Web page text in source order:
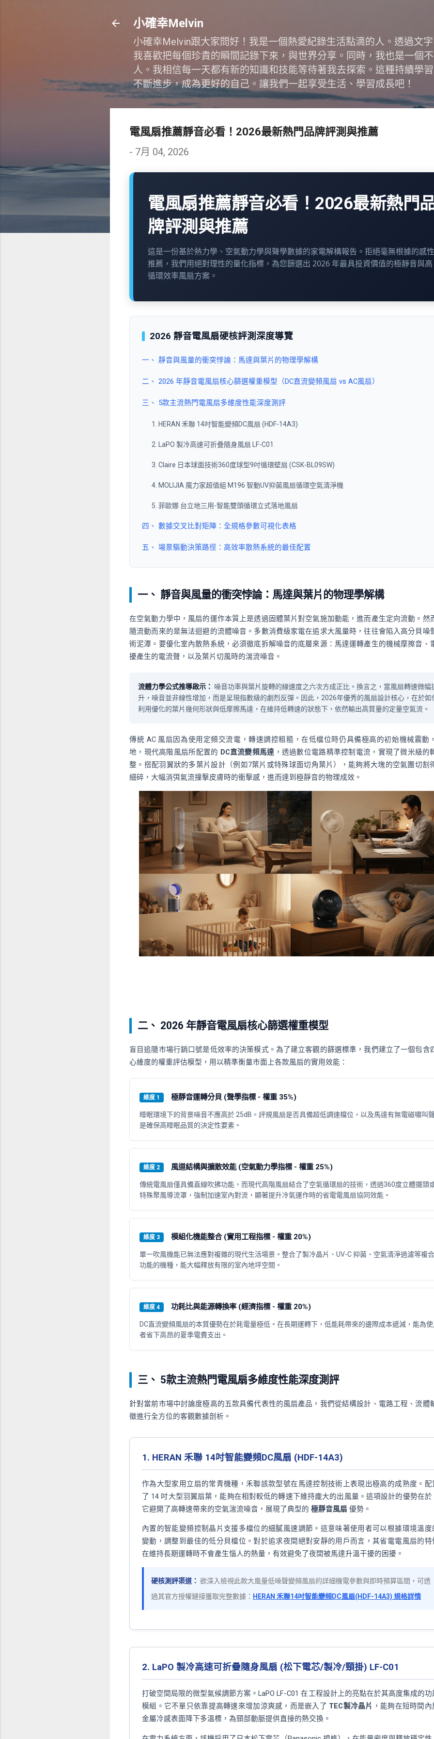
小確幸Melvin
小確幸Melvin跟大家問好！我是一個熱愛紀錄生活點滴的人。透過文
我喜歡把每個珍貴的瞬間記錄下來，與世界分享。同時，我也是一個
人。我相信每一天都有新的知識和技能等待著我去探索。這種持續學
不斷進步，成為更好的自己。讓我們一起享受生活、學習成長吧！
電風扇推薦靜音必看！2026最新熱門品牌評測與推薦
- 7月 04, 2026
電風扇推薦靜音必看！2026最新熱門
牌評測與推薦
這是一份基於熱力學、空氣動力學與聲學數據的家電解構報告。拒絕毫無根據的感性
推薦，我們用絕對理性的量化指標，為您篩選出 2026 年最具投資價值的極靜音與高
循環效率風扇方案。
2026 靜音電風扇硬核評測深度導覽
一、 靜音與風量的衝突悖論：馬達與葉片的物理學解構
二、 2026 年靜音電風扇核心篩選權重模型（DC直流變頻風扇 vs AC風扇）
三、 5款主流熱門電風扇多維度性能深度測評
1. HERAN 禾聯 14吋智能變頻DC風扇 (HDF-14A3)
2. LaPO 製冷高速可折疊隨身風扇 LF-C01
3. Claire 日本球面技術360度球型9吋循環壁扇 (CSK-BL09SW)
4. MOLIJIA 魔力家超值組 M196 智動UV抑菌風扇循環空氣清淨機
5. 菲歐娜 台立地三用-智能雙頭循環立式落地風扇
四、 數據交叉比對矩陣：全規格參數可視化表格
五、 場景驅動決策路徑：高效率散熱系統的最佳配置
一、 靜音與風量的衝突悖論：馬達與葉片的物理學解構
在空氣動力學中，風扇的運作本質上是透過固體葉片對空氣施加動能，進而產生定向流動。然
隨流動而來的是無法迴避的流體噪音。多數消費級家電在追求大風量時，往往會陷入高分貝噪
術泥潭。要優化室內散熱系統，必須徹底拆解噪音的底層來源：馬達運轉產生的機械摩擦音、
擾產生的電流聲，以及葉片切風時的湍流噪音。
流體力學公式推導啟示： 噪音功率與葉片旋轉的線速度之六次方成正比。換言之，當風扇轉速微幅
升，噪音並非線性增加，而是呈現指數級的劇烈反彈。因此，2026年優秀的風扇設計核心，在於如
利用優化的葉片幾何形狀與低摩擦馬達，在維持低轉速的狀態下，依然輸出高質量的定量空氣流。
傳統 AC 風扇因為使用定頻交流電，轉速調控粗糙，在低檔位時仍具備極高的初始機械震動
地，現代高階風扇所配置的 DC直流變頻馬達 ，透過數位電路精準控制電流，實現了微米級的
整。搭配羽翼狀的多葉片設計（例如7葉片或特殊球面切角葉片），能夠將大塊的空氣團切割
細碎，大幅消弭氣流撞擊皮膚時的衝擊感，進而達到極靜音的物理成效。
二、 2026 年靜音電風扇核心篩選權重模型
盲目追隨市場行銷口號是低效率的決策模式。為了建立客觀的篩選標準，我們建立了一個包含
心維度的權重評估模型，用以精準衡量市面上各款風扇的實用效能：
維度 1 極靜音運轉分貝 (聲學指標 - 權重 35%)
睡眠環境下的背景噪音不應高於 25dB。評規風扇是否具備超低調速檔位，以及馬達有無電磁嘯叫
是確保高睡眠品質的決定性要素。
維度 2 風道結構與擴散效能 (空氣動力學指標 - 權重 25%)
傳統電風扇僅具備直線吹拂功能，而現代高階風扇結合了空氣循環扇的技術，透過360度立體擺頭
特殊聚風導流罩，強制加速室內對流，顯著提升冷氣運作時的省電電風扇協同效能。
維度 3 模組化機能整合 (實用工程指標 - 權重 20%)
單一吹風機能已無法應對複雜的現代生活場景。整合了製冷晶片、UV-C 抑菌、空氣清淨過濾等複
功能的機種，能大幅釋放有限的室內地坪空間。
維度 4 功耗比與能源轉換率 (經濟指標 - 權重 20%)
DC直流變頻風扇的本質優勢在於耗電量極低。在長期運轉下，低能耗帶來的邊際成本遞減，能為
者省下高昂的夏季電費支出。
三、 5款主流熱門電風扇多維度性能深度測評
針對當前市場中討論度極高的五款具備代表性的風扇產品，我們從結構設計、電路工程、流體
徵進行全方位的客觀數據剖析。
1. HERAN 禾聯 14吋智能變頻DC風扇 (HDF-14A3)
作為大型家用立扇的常青機種，禾聯該款型號在馬達控制技術上表現出極高的成熟度。配
了 14 吋大型羽翼扇葉，能夠在相對較低的轉速下維持龐大的出風量。這項設計的優勢在於
它避開了高轉速帶來的空氣湍流噪音，展現了典型的 極靜音風扇 優勢。
內置的智能變頻控制晶片支援多檔位的細膩風速調節。這意味著使用者可以根據環境溫度
變動，調整到最佳的低分貝檔位。對於追求夜間絕對安靜的用戶而言，其省電電風扇的特
在維持長期運轉時不會產生惱人的熱量，有效避免了夜間被馬達升溫干擾的困擾。
硬核測評渠道： 欲深入檢視此款大風量低噪聲變頻風扇的詳細機電參數與即時預算區間，可透
過其官方授權鏈接獲取完整數據： HERAN 禾聯14吋智能變頻DC風扇(HDF-14A3) 規格詳情
2. LaPO 製冷高速可折疊隨身風扇 (松下電芯/製冷/頸掛) LF-C01
打破空間局限的微型氣候調節方案。LaPO LF-C01 在工程設計上的亮點在於其高度集成的功
模組。它不單只依靠提高轉速來增加涼爽感，而是嵌入了 TEC製冷晶片 ，能夠在短時間內
金屬冷感表面降下多溫標，為頸部動脈提供直接的熱交換。